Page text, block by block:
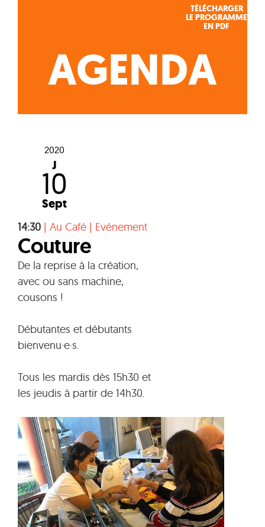
TÉLÉCHARGER
LE PROGRAMME
EN PDF
AGENDA
2020
J
10
Sept
14:30 | Au Café | Evénement
Couture
De la reprise à la création,
avec ou sans machine,
cousons !
Débutantes et débutants
bienvenu·e·s.
Tous les mardis dès 15h30 et
les jeudis à partir de 14h30.